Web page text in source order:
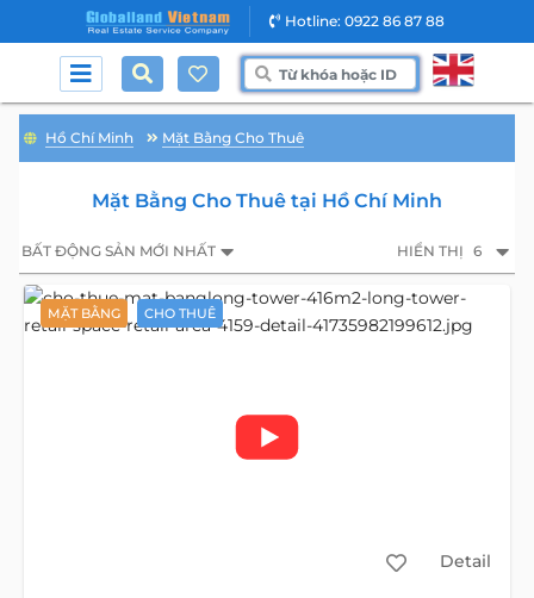
Hotline: 0922 86 87 88
Hồ Chí Minh Mặt Bằng Cho Thuê
Mặt Bằng Cho Thuê tại Hồ Chí Minh
BẤT ĐỘNG SẢN MỚI NHẤT HIỂN THỊ 6
MẶT BẰNG CHO THUÊ
Detail